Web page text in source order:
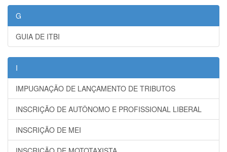
G
GUIA DE ITBI
I
IMPUGNAÇÃO DE LANÇAMENTO DE TRIBUTOS
INSCRIÇÃO DE AUTÔNOMO E PROFISSIONAL LIBERAL
INSCRIÇÃO DE MEI